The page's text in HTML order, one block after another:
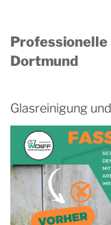
Professionelle
Dortmund
Glasreinigung